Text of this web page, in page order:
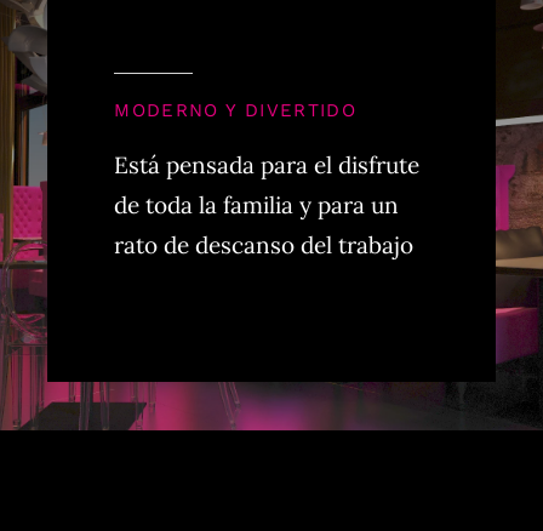
MODERNO Y DIVERTIDO
Está pensada para el disfrute
de toda la familia y para un
rato de descanso del trabajo